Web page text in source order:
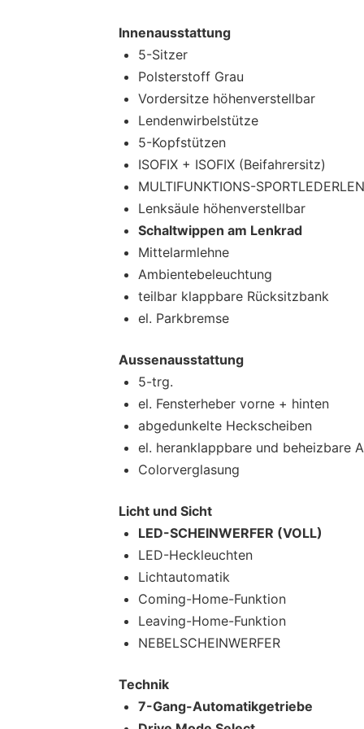
Innenausstattung
5-Sitzer
Polsterstoff Grau
Vordersitze höhenverstellbar
Lendenwirbelstütze
5-Kopfstützen
ISOFIX + ISOFIX (Beifahrersitz)
MULTIFUNKTIONS-
Lenksäule höhenverstellbar
Schaltwippen am Lenkrad
Mittelarmlehne
Ambientebeleuchtung
teilbar klappbare Rücksitzbank
el. Parkbremse
Aussenausstattung
5-trg.
el. Fensterheber vorne + hinten
abgedunkelte Heckscheiben
el. heranklappbare und beheizbare
Colorverglasung
Licht und Sicht
LED-SCHEINWERFER (VOLL)
LED-Heckleuchten
Lichtautomatik
Coming-Home-Funktion
Leaving-Home-Funktion
NEBELSCHEINWERFER
Technik
7-Gang-Automatikgetriebe